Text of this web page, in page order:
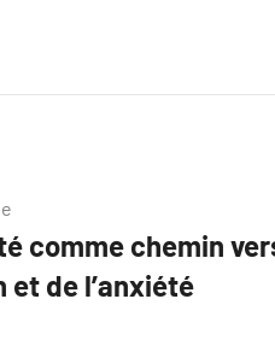
comme chemin
et de l’anxiété